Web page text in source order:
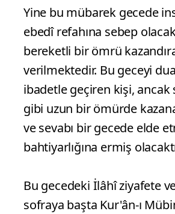
Yine bu mübarek gecede
ebedî refahına sebep
bereketli bir ömrü
verilmektedir. Bu geceyi
ibadetle geçiren kişi, ancak
gibi uzun bir ömürde
ve sevabı bir gecede elde
bahtiyarlığına ermiş
Bu gecedeki İlâhî ziyafete
sofraya başta Kur'ân-ı